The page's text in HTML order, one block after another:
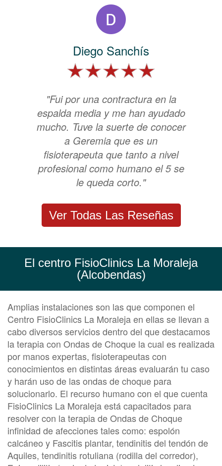
Diego Sanchís
"Fui por una contractura en la
espalda media y me han ayudado
mucho. Tuve la suerte de conocer
a Geremia que es un
fisioterapeuta que tanto a nivel
profesional como humano el 5 se
le queda corto."
Ver Todas Las Reseñas
El centro FisioClinics La Moraleja
(Alcobendas)
Amplias instalaciones son las que componen el
Centro FisioClinics La Moraleja en ellas se llevan a
cabo diversos servicios dentro del que destacamos
la terapia con Ondas de Choque la cual es realizada
por manos expertas, fisioterapeutas con
conocimientos en distintas áreas evaluarán tu caso
y harán uso de las ondas de choque para
solucionarlo. El recurso humano con el que cuenta
FisioClinics La Moraleja está capacitados para
resolver con la terapia de Ondas de Choque
infinidad de afecciones tales como: espolón
calcáneo y Fascitis plantar, tendinitis del tendón de
Aquiles, tendinitis rotuliana (rodilla del corredor),